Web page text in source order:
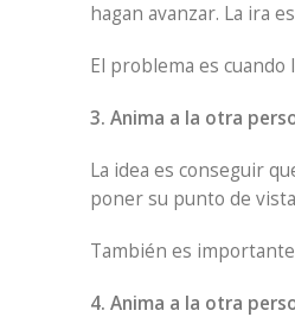
hagan avanzar. La ira
El problema es cuando
3. Anima a la otra
La idea es conseguir
poner su punto de
También es
4. Anima a la otra